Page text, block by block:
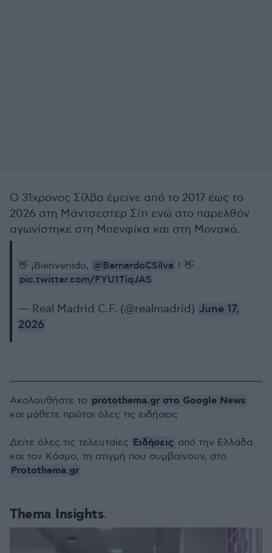
Ο 31χρονος Σίλβα έμεινε από το 2017 έως το
2026 στη Μάντσεστερ Σίτι ενώ στο παρελθόν
αγωνίστηκε στη Μπενφίκα και στη Μονακό.
👋 ¡Bienvenido, @BernardoCSilva ! 👋
pic.twitter.com/FYU1TiqJAS
— Real Madrid C.F. (@realmadrid) June 17,
2026
Thema Insights
Ακολουθήστε το protothema.gr στο Google News
και μάθετε πρώτοι όλες τις ειδήσεις
Δείτε όλες τις τελευταίες Ειδήσεις από την Ελλάδα
και τον Κόσμο, τη στιγμή που συμβαίνουν, στο
Protothema.gr